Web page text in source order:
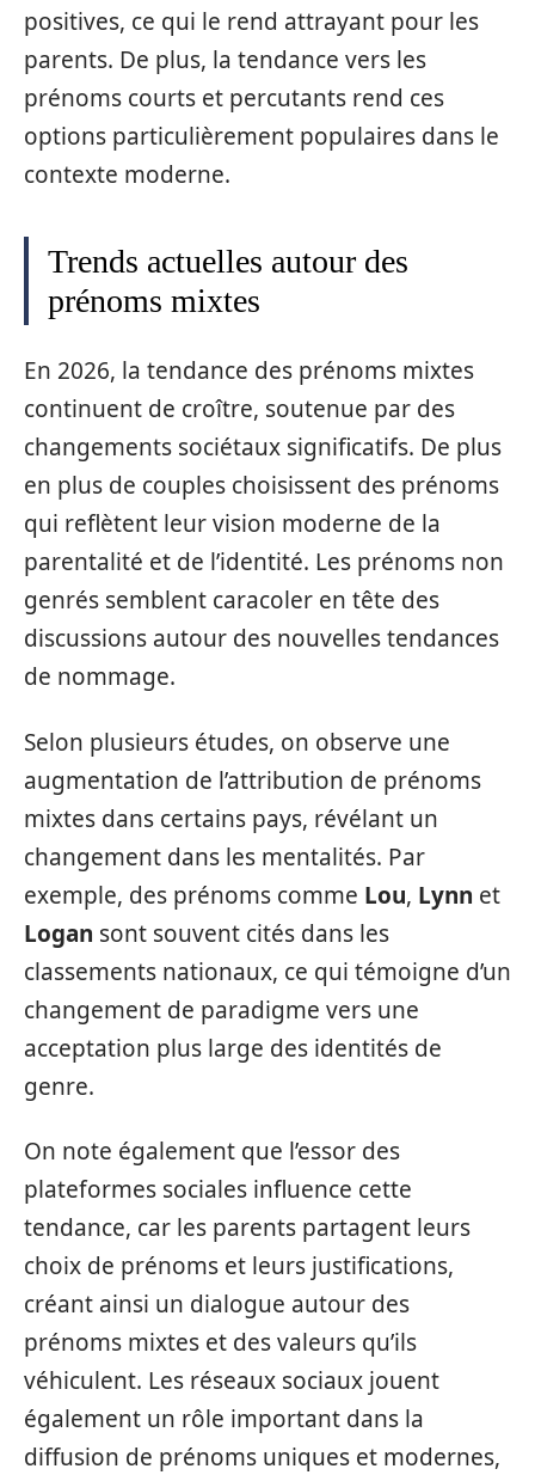
positives, ce qui le rend attrayant pour les
parents. De plus, la tendance vers les
prénoms courts et percutants rend ces
options particulièrement populaires dans le
contexte moderne.
Trends actuelles autour des
prénoms mixtes
En 2026, la tendance des prénoms mixtes
continuent de croître, soutenue par des
changements sociétaux significatifs. De plus
en plus de couples choisissent des prénoms
qui reflètent leur vision moderne de la
parentalité et de l’identité. Les prénoms non
genrés semblent caracoler en tête des
discussions autour des nouvelles tendances
de nommage.
Selon plusieurs études, on observe une
augmentation de l’attribution de prénoms
mixtes dans certains pays, révélant un
changement dans les mentalités. Par
exemple, des prénoms comme Lou, Lynn et
Logan sont souvent cités dans les
classements nationaux, ce qui témoigne d’un
changement de paradigme vers une
acceptation plus large des identités de
genre.
On note également que l’essor des
plateformes sociales influence cette
tendance, car les parents partagent leurs
choix de prénoms et leurs justifications,
créant ainsi un dialogue autour des
prénoms mixtes et des valeurs qu’ils
véhiculent. Les réseaux sociaux jouent
également un rôle important dans la
diffusion de prénoms uniques et modernes,